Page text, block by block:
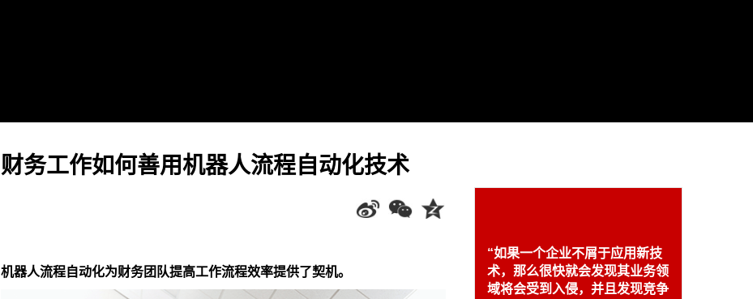
财务工作如何善用机器人流程自动化技术
机器人流程自动化为财务团队提高工作流程效率提供了契机。
“如果一个企业不屑于应用新技
术，那么很快就会发现其业务领
域将会受到入侵，并且发现竞争